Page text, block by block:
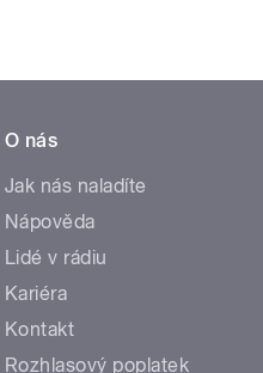
O nás
Jak nás naladíte
Nápověda
Lidé v rádiu
Kariéra
Kontakt
Rozhlasový poplatek